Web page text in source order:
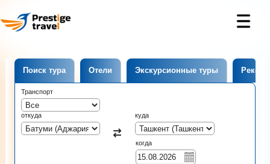
Поиск тура Отели Экскурсионные туры
Транспорт
откуда куда
когда